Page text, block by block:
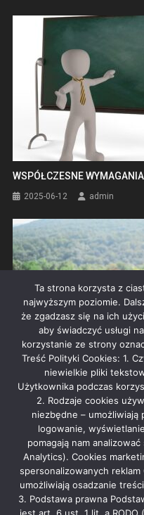
WSPÓŁCZESNE
2025-06-12 admin
CZY INWESTYCJA W
2025-06-30 admin
Rekla­ma
Ta strona korzysta z
najwyższym poziomie.
że zgadzasz się na ich
aby świadczyć usługi
korzystanie ze strony
Treść Polityki Cookies: 1.
niewielkie pliki
Użytkownika podczas
2. Rodzaje cookies
niezbędne – umożliwiają
logowanie,
pomagają nam
Analytics). Cookies
spersonalizowanych
umożliwiają osadzanie
3. Podstawa prawna